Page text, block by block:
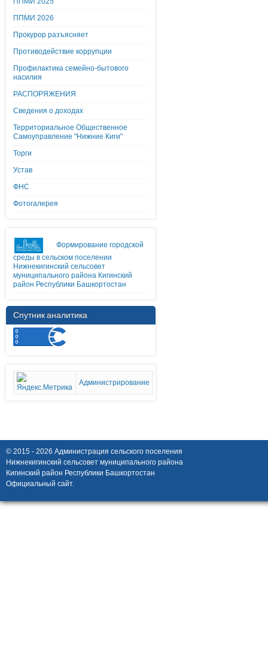
ППМИ 2026
Прокурор разъясняет
Противодействие коррупции
Профилактика семейно-бытового
насилия
РАСПОРЯЖЕНИЯ
Сведения о доходах
Территориальное Общественное
Самоуправление "Нижние Киги"
Торги
Устав
ФНС
Фотогалерея
Формирование городской
среды в сельском поселении
Нижнекигинский сельсовет
муниципального района Кигинский
район Республики Башкортостан
Спутник аналитика
Администрирование
© 2015 - 2026 Администрация сельского поселения
Нижнекигинский сельсовет муниципального района
Кигинский район Республики Башкортостан
Официальный сайт.